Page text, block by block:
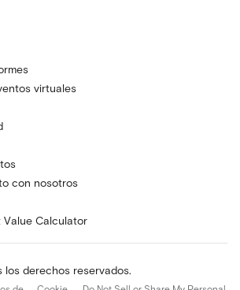
virtuales
con nosotros
Value Calculator
derechos reservados.